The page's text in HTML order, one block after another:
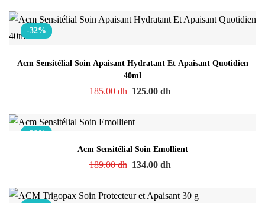
-32%
Acm Sensitélial Soin Apaisant Hydratant Et Apaisant Quotidien
40ml
185.00dh 125.00 dh
-29%
Acm Sensitélial Soin Emollient
189.00dh 134.00 dh